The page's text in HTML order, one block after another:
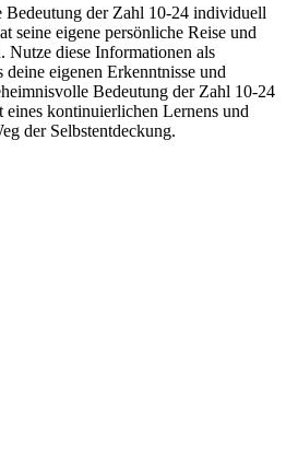
Bedeutung der Zahl 10-24 individuell
seine eigene persönliche Reise und
Nutze diese Informationen als
eigenen Erkenntnisse und
Bedeutung der Zahl 10-24
eines kontinuierlichen Lernens und
der Selbstentdeckung.